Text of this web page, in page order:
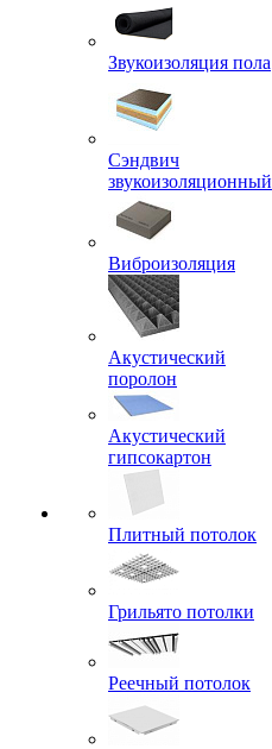
Звукоизоляция пола
Сэндвич
звукоизоляционный
Виброизоляция
Акустический
поролон
Акустический
гипсокартон
Плитный потолок
Грильято потолки
Реечный потолок